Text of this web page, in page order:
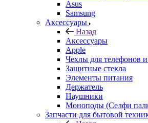
Аксессуары
Назад
Аксессуары
Apple
Чехлы для телефонов и
Защитные стекла
Элементы питания
Держатель
Наушники
Моноподы (Селфи
Запчасти для бытовой
Назад
Запчасти для бытовой